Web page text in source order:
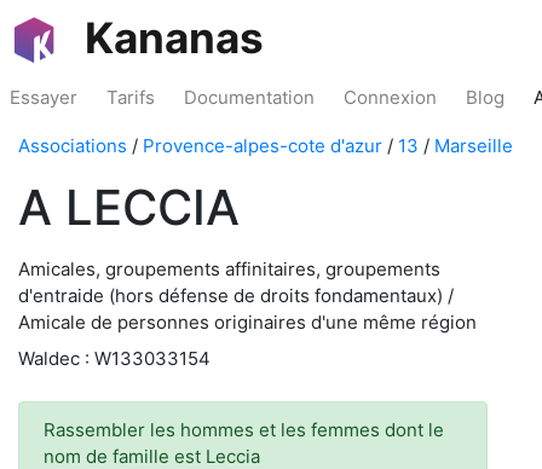
Kananas
Essayer Tarifs Documentation Connexion Blog
Associations / Provence-alpes-cote d'azur / 13 / Marseille
A LECCIA
Amicales, groupements affinitaires, groupements
d'entraide (hors défense de droits fondamentaux) /
Amicale de personnes originaires d'une même région
Waldec : W133033154
Rassembler les hommes et les femmes dont le
nom de famille est Leccia